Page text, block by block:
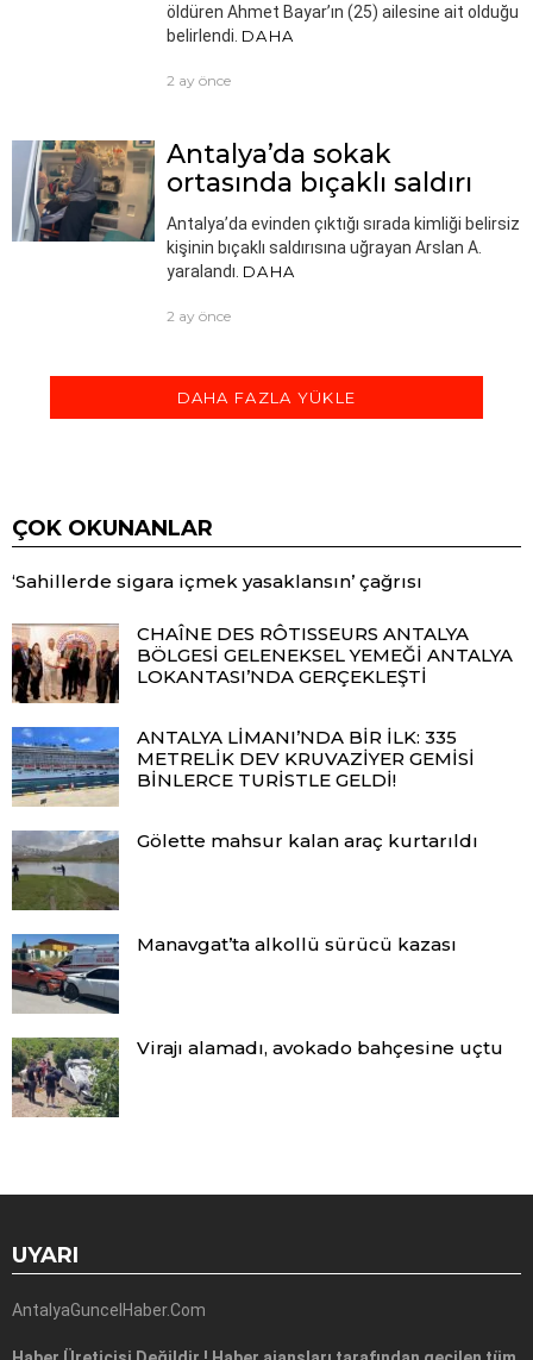
öldüren Ahmet Bayar’ın (25) ailesine ait olduğu
belirlendi. DAHA
2 ay önce
Antalya’da sokak
ortasında bıçaklı saldırı
Antalya’da evinden çıktığı sırada kimliği belirsiz
kişinin bıçaklı saldırısına uğrayan Arslan A.
yaralandı. DAHA
2 ay önce
DAHA FAZLA YÜKLE
ÇOK OKUNANLAR
‘Sahillerde sigara içmek yasaklansın’ çağrısı
CHAÎNE DES RÔTISSEURS ANTALYA
BÖLGESİ GELENEKSEL YEMEĞİ ANTALYA
LOKANTASI’NDA GERÇEKLEŞTİ
ANTALYA LİMANI’NDA BİR İLK: 335
METRELİK DEV KRUVAZİYER GEMİSİ
BİNLERCE TURİSTLE GELDİ!
Gölette mahsur kalan araç kurtarıldı
Manavgat’ta alkollü sürücü kazası
Virajı alamadı, avokado bahçesine uçtu
UYARI
AntalyaGuncelHaber.Com